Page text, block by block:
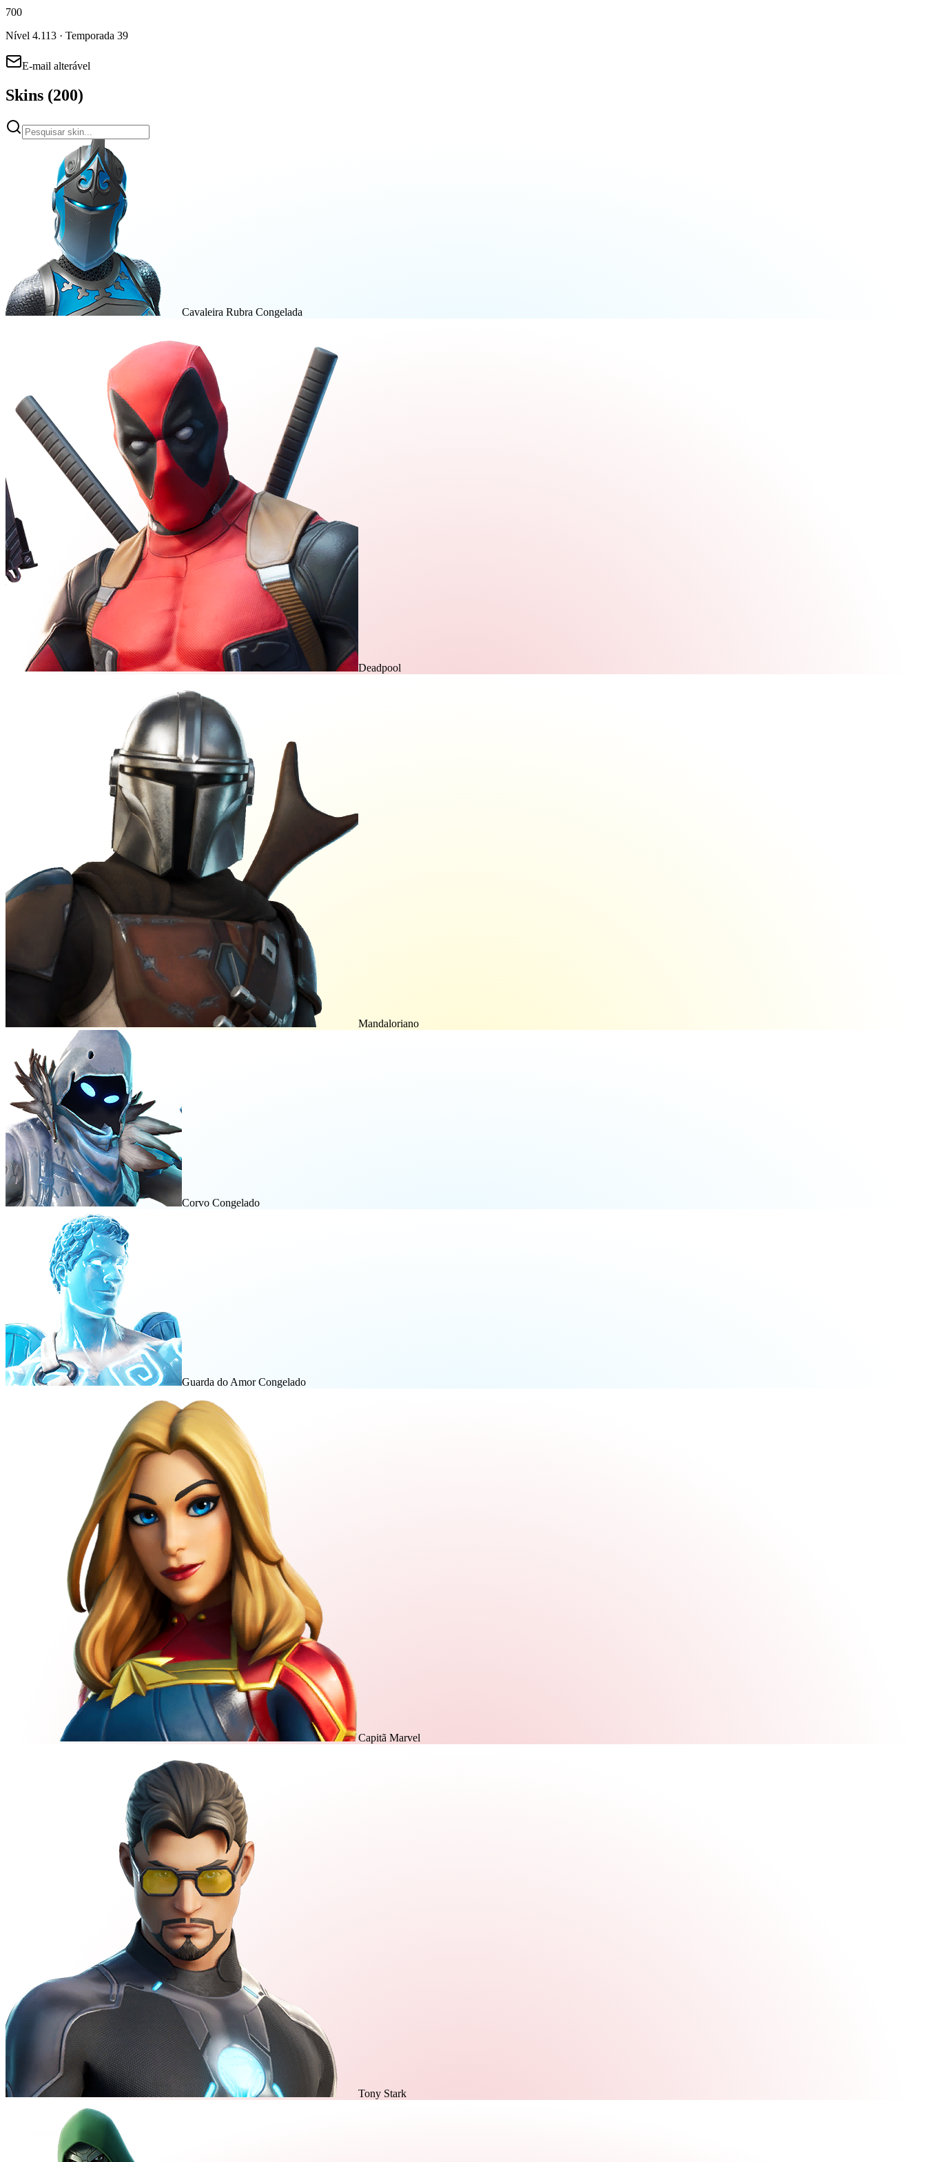
700
Nível 4.113 · Temporada 39
E-mail alterável
Skins (200)
Cavaleira Rubra Congelada
Deadpool
Mandaloriano
Corvo Congelado
Guarda do Amor Congelado
Capitã Marvel
Tony Stark